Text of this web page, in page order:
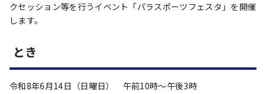
クセッション等を行うイベント「パラスポーツフェスタ」を開催
します。
とき
令和8年6月14日（日曜日） 午前10時～午後3時